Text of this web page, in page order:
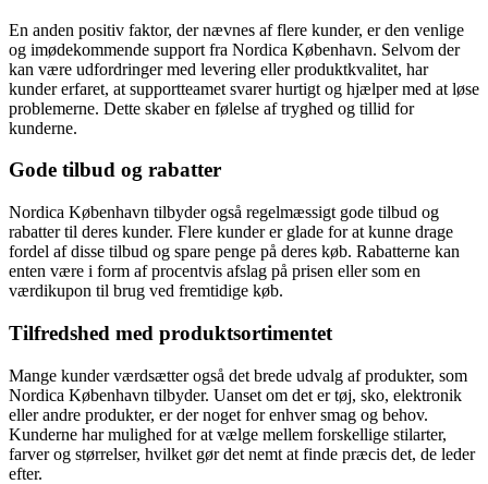
En anden positiv faktor, der nævnes af flere kunder, er den venlige
og imødekommende support fra Nordica København. Selvom der
kan være udfordringer med levering eller produktkvalitet, har
kunder erfaret, at supportteamet svarer hurtigt og hjælper med at løse
problemerne. Dette skaber en følelse af tryghed og tillid for
kunderne.
Gode tilbud og rabatter
Nordica København tilbyder også regelmæssigt gode tilbud og
rabatter til deres kunder. Flere kunder er glade for at kunne drage
fordel af disse tilbud og spare penge på deres køb. Rabatterne kan
enten være i form af procentvis afslag på prisen eller som en
værdikupon til brug ved fremtidige køb.
Tilfredshed med produktsortimentet
Mange kunder værdsætter også det brede udvalg af produkter, som
Nordica København tilbyder. Uanset om det er tøj, sko, elektronik
eller andre produkter, er der noget for enhver smag og behov.
Kunderne har mulighed for at vælge mellem forskellige stilarter,
farver og størrelser, hvilket gør det nemt at finde præcis det, de leder
efter.